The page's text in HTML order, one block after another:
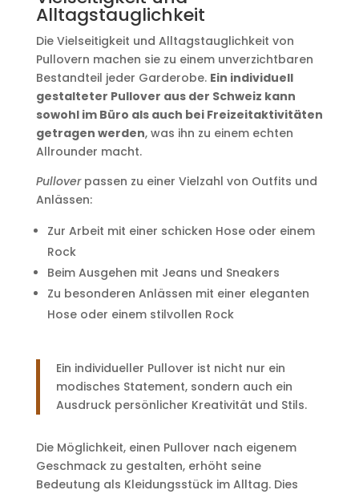
Alltagstauglichkeit
Die Vielseitigkeit und Alltagstauglichkeit von
Pullovern machen sie zu einem unverzichtbaren
Bestandteil jeder Garderobe. Ein individuell
gestalteter Pullover aus der Schweiz kann
sowohl im Büro als auch bei Freizeitaktivitäten
getragen werden, was ihn zu einem echten
Allrounder macht.
Pulloverpassen zu einer Vielzahl von Outfits und
Anlässen:
Zur Arbeit mit einer schicken Hose oder einem
Rock
Beim Ausgehen mit Jeans und Sneakers
Zu besonderen Anlässen mit einer eleganten
Hose oder einem stilvollen Rock
Ein individueller Pullover ist nicht nur ein
modisches Statement, sondern auch ein
Ausdruck persönlicher Kreativität und Stils.
Die Möglichkeit, einen Pullover nach eigenem
Geschmack zu gestalten, erhöht seine
Bedeutung als Kleidungsstück im Alltag. Dies